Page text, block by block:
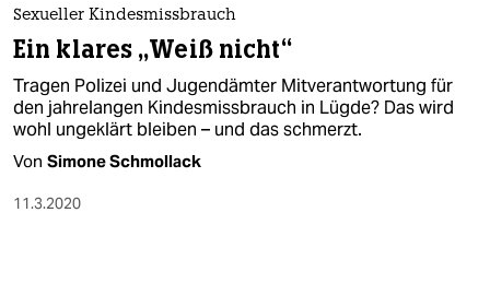
Sexueller Kindesmissbrauch
Ein klares „Weiß nicht“
Tragen Polizei und Jugendämter Mitverantwortung für
den jahrelangen Kindesmissbrauch in Lügde? Das wird
wohl ungeklärt bleiben – und das schmerzt.
Von Simone Schmollack
11.3.2020